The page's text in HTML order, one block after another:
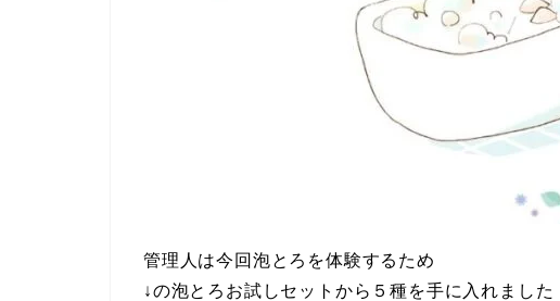
管理人は今回泡とろを体験するため
↓の泡とろお試しセットから５種を手に入れました